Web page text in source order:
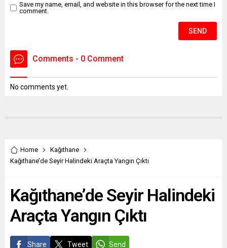
Save my name, email, and website in this browser for the next time I
comment.
Comments - 0 Comment
No comments yet.
Home
Kağıthane
Kağıthane’de Seyir Halindeki Araçta Yangın Çıktı
Kağıthane’de Seyir Halindeki
Araçta Yangın Çıktı
Share Tweet Send